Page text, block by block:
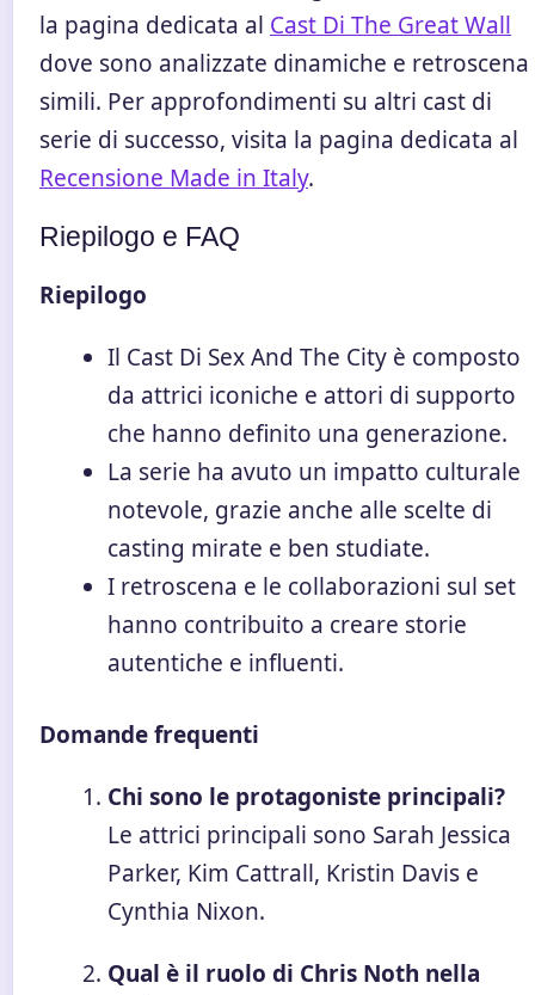
la pagina dedicata al Cast Di The Great Wall
dove sono analizzate dinamiche e retroscena
simili. Per approfondimenti su altri cast di
serie di successo, visita la pagina dedicata al
Recensione Made in Italy.
Riepilogo e FAQ
Riepilogo
Il Cast Di Sex And The City è composto
da attrici iconiche e attori di supporto
che hanno definito una generazione.
La serie ha avuto un impatto culturale
notevole, grazie anche alle scelte di
casting mirate e ben studiate.
I retroscena e le collaborazioni sul set
hanno contribuito a creare storie
autentiche e influenti.
Domande frequenti
Chi sono le protagoniste principali?
Le attrici principali sono Sarah Jessica
Parker, Kim Cattrall, Kristin Davis e
Cynthia Nixon.
Qual è il ruolo di Chris Noth nella